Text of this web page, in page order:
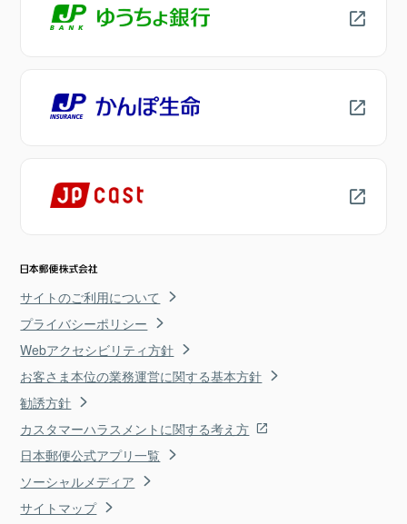
サイトのご利用について
プライバシーポリシー
Webアクセシビリティ方針
お客さま本位の業務運営に関する基本方針
勧誘方針
カスタマーハラスメントに関する考え方
日本郵便公式アプリ一覧
ソーシャルメディア
サイトマップ